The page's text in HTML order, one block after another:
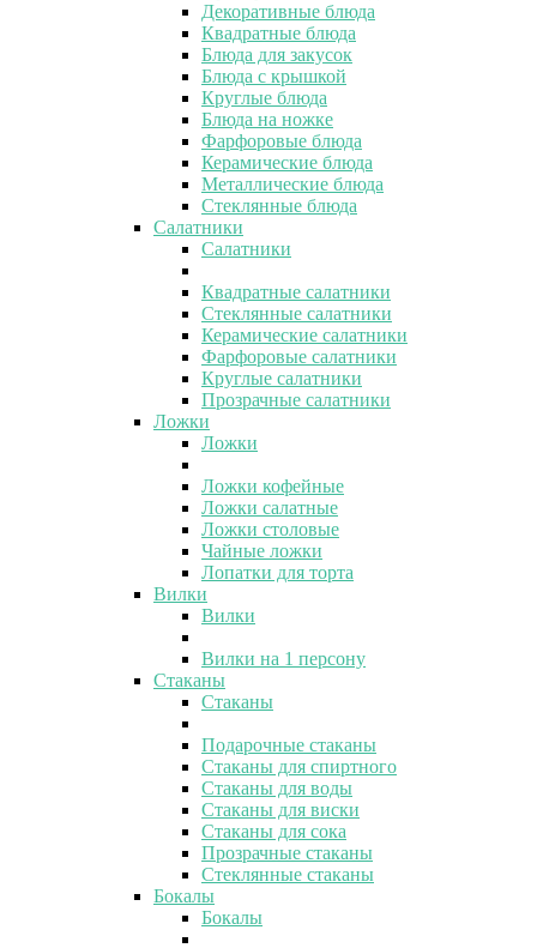
Декоративные блюда
Квадратные блюда
Блюда для закусок
Блюда с крышкой
Круглые блюда
Блюда на ножке
Фарфоровые блюда
Керамические блюда
Металлические блюда
Стеклянные блюда
Салатники
Салатники
Квадратные салатники
Стеклянные салатники
Керамические салатники
Фарфоровые салатники
Круглые салатники
Прозрачные салатники
Ложки
Ложки
Ложки кофейные
Ложки салатные
Ложки столовые
Чайные ложки
Лопатки для торта
Вилки
Вилки
Вилки на 1 персону
Стаканы
Стаканы
Подарочные стаканы
Стаканы для спиртного
Стаканы для воды
Стаканы для виски
Стаканы для сока
Прозрачные стаканы
Стеклянные стаканы
Бокалы
Бокалы